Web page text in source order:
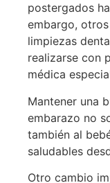
postergados
embargo,
limpiezas
realizarse con
médica
Mantener una
embarazo no
también al
saludables
Otro cambio